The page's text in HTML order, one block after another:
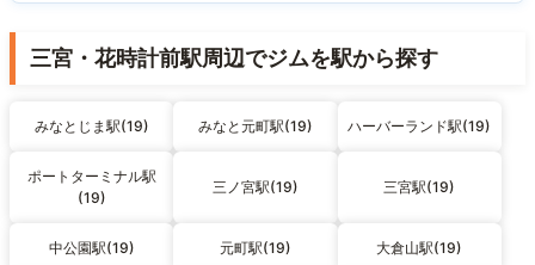
三宮・花時計前駅周辺でジムを駅から探す
みなとじま駅(19) みなと元町駅(19) ハーバーランド駅(19)
ポートターミナル駅
(19)
三ノ宮駅(19) 三宮駅(19)
中公園駅(19) 元町駅(19) 大倉山駅(19)